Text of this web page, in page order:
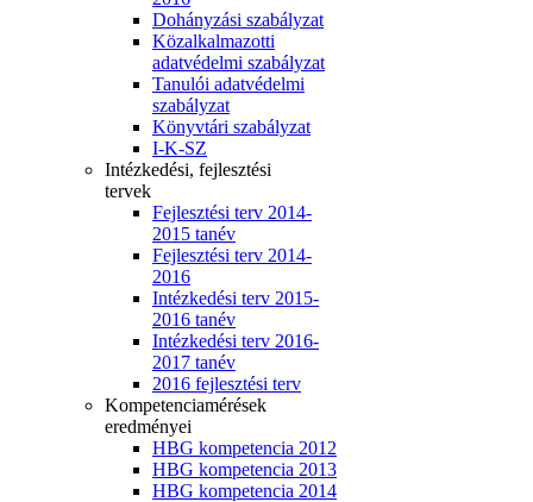
Dohányzási szabályzat
Közalkalmazotti
adatvédelmi szabályzat
Tanulói adatvédelmi
szabályzat
Könyvtári szabályzat
I-K-SZ
Intézkedési, fejlesztési
tervek
Fejlesztési terv 2014-
2015 tanév
Fejlesztési terv 2014-
2016
Intézkedési terv 2015-
2016 tanév
Intézkedési terv 2016-
2017 tanév
2016 fejlesztési terv
Kompetenciamérések
eredményei
HBG kompetencia 2012
HBG kompetencia 2013
HBG kompetencia 2014